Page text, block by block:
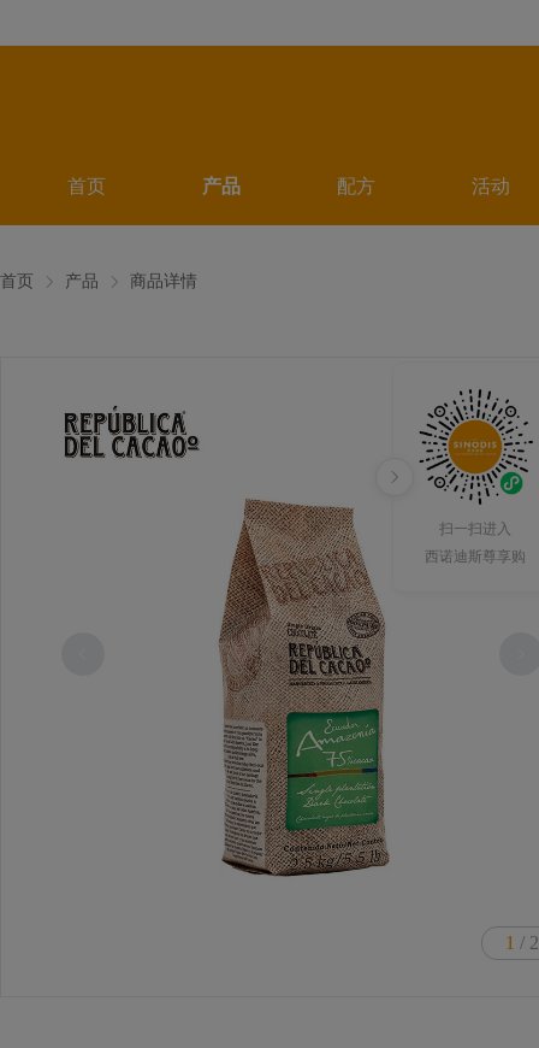
首页 产品 配方 活动
扫一扫进入
西诺迪斯尊享购
首页 产品 商品详情
1 / 2